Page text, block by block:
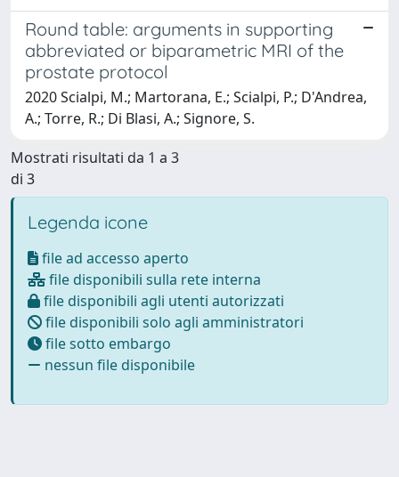
Round table: arguments in supporting
abbreviated or biparametric MRI of the
prostate protocol
2020 Scialpi, M.; Martorana, E.; Scialpi, P.; D'Andrea,
A.; Torre, R.; Di Blasi, A.; Signore, S.
Mostrati risultati da 1 a 3
di 3
Legenda icone
file ad accesso aperto
file disponibili sulla rete interna
file disponibili agli utenti autorizzati
file disponibili solo agli amministratori
file sotto embargo
nessun file disponibile